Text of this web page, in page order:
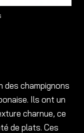
des champignons
Ils ont un
charnue, ce
de plats. Ces